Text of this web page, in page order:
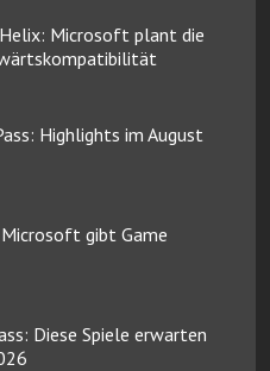
Microsoft plant die
Highlights im August
gibt Game
Diese Spiele erwarten